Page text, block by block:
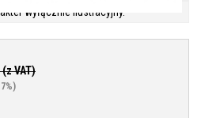
wyłącznie ilustracyjny.
(z VAT)